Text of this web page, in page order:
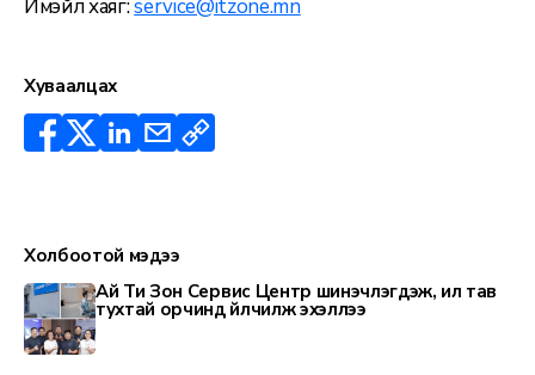
Имэйл хаяг:service@itzone.mn
Хуваалцах
Холбоотой мэдээ
Ай Ти Зон Сервис Центр шинэчлэгдэж, илүү тав
тухтай орчинд үйлчилж эхэллээ